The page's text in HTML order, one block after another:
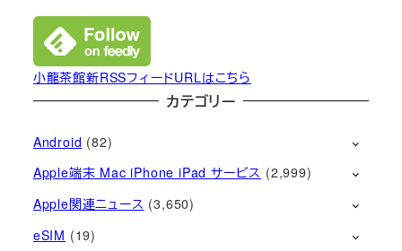
小龍茶館新RSSフィードURLはこちら
カテゴリー
Android (82)
Apple端末 Mac iPhone iPad サービス (2,999)
Apple関連ニュース (3,650)
eSIM (19)